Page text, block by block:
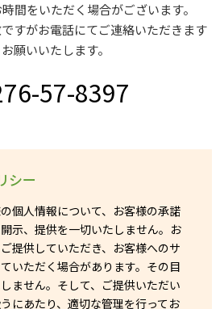
間をいただく場合がございます。
すがお電話にてご連絡いただきます
願いいたします。
57-8397
シー
個人情報について、お客様の承諾
示、提供を一切いたしません。お
提供していただき、お客様へのサ
いただく場合があります。その目
ません。そして、ご提供いただい
にあたり、適切な管理を行ってお